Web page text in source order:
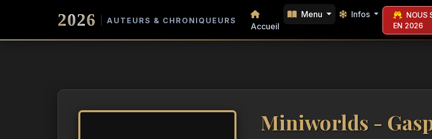
2026 AUTEURS & CHRONIQUEURS
Accueil
Menu Infos
NOUS
EN 2026
Miniworlds -